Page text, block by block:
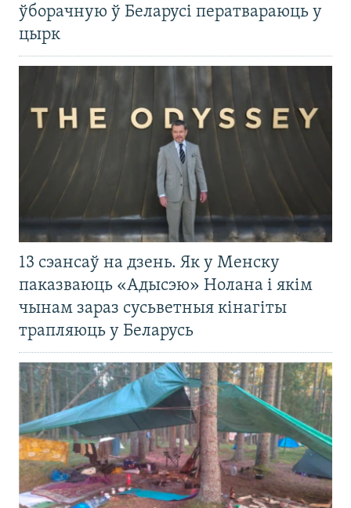
ўборачную ў Беларусі ператвараюць у
цырк
13 сэансаў на дзень. Як у Менску
паказваюць «Адысэю» Нолана і якім
чынам зараз сусьветныя кінагіты
трапляюць у Беларусь